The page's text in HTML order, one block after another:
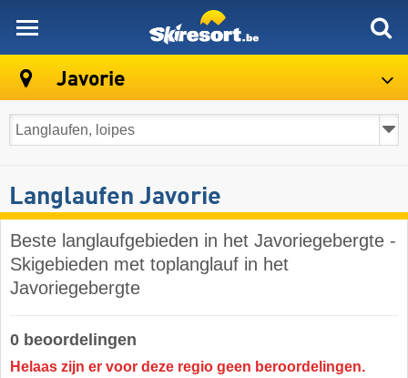
Javorie
Langlaufen Javorie
Beste langlaufgebieden in het Javoriegebergte -
Skigebieden met toplanglauf in het
Javoriegebergte
0 beoordelingen
Helaas zijn er voor deze regio geen beroordelingen.